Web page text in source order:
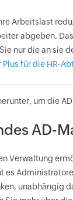
Arbeitslast
abgeben.
nur die an sie
für die HR-
um die
AD-
Verwaltung
es
unabhängig